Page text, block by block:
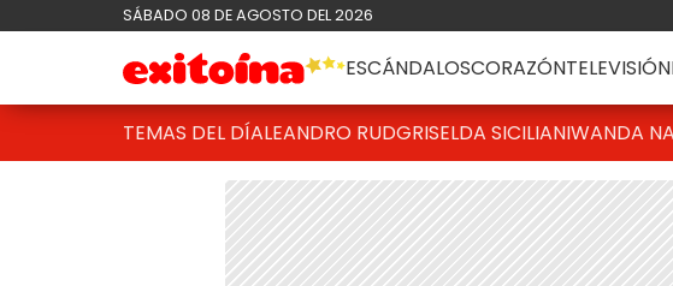
SÁBADO 08 DE AGOSTO DEL 2026
ESCÁNDALOSCORAZÓNTELEVISIÓN
TEMAS DEL DÍALEANDRO RUDGRISELDA SICILIANIWANDA